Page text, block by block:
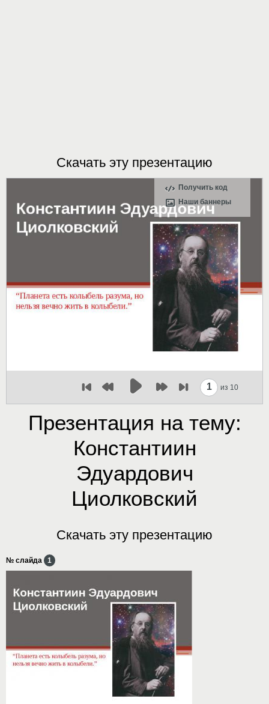
Скачать эту презентацию
Получить код
Наши баннеры
1 из 10
Презентация на тему:
Константиин
Эдуардович
Циолковский
Скачать эту презентацию
№ слайда 1